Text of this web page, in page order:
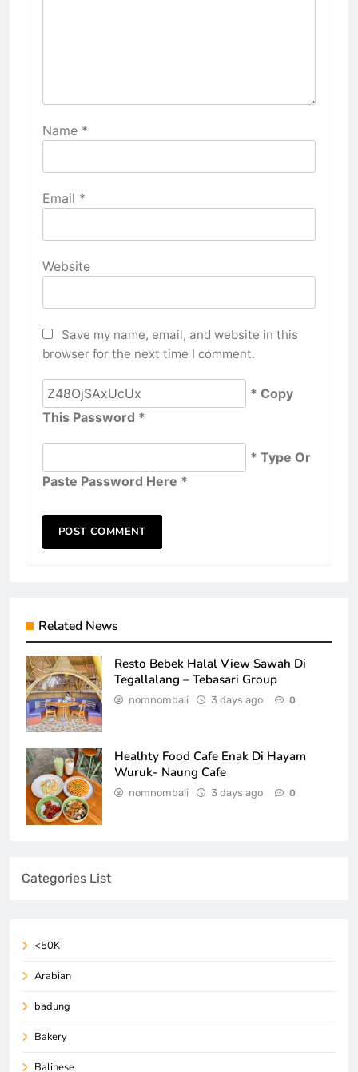
Name *
Email *
Website
Save my name, email, and website in this
browser for the next time I comment.
* Copy
This Password *
* Type Or
Paste Password Here *
Related News
Resto Bebek Halal View Sawah Di
Tegallalang – Tebasari Group
nomnombali 3 days ago 0
Healhty Food Cafe Enak Di Hayam
Wuruk- Naung Cafe
nomnombali 3 days ago 0
Categories List
<50K
Arabian
badung
Bakery
Balinese